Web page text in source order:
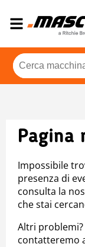
Pagina
Impossibile
presenza di
consulta la
che stai
Altri
contatteremo